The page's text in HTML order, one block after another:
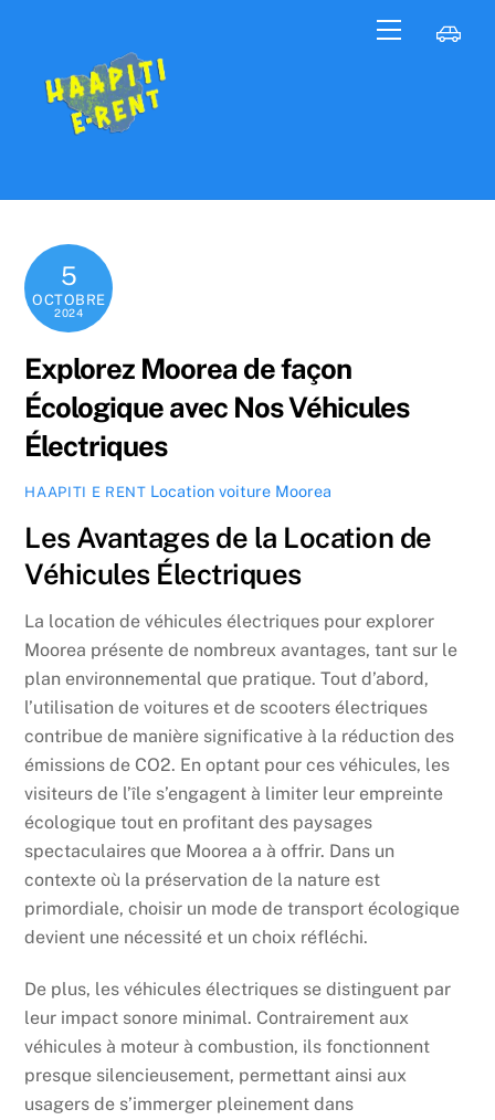
Menu
5
OCTOBRE
2024
Explorez Moorea de façon
Écologique avec Nos Véhicules
Électriques
HAAPITI E RENT Location voiture Moorea
Les Avantages de la Location de
Véhicules Électriques
La location de véhicules électriques pour explorer
Moorea présente de nombreux avantages, tant sur le
plan environnemental que pratique. Tout d’abord,
l’utilisation de voitures et de scooters électriques
contribue de manière significative à la réduction des
émissions de CO2. En optant pour ces véhicules, les
visiteurs de l’île s’engagent à limiter leur empreinte
écologique tout en profitant des paysages
spectaculaires que Moorea a à offrir. Dans un
contexte où la préservation de la nature est
primordiale, choisir un mode de transport écologique
devient une nécessité et un choix réfléchi.
De plus, les véhicules électriques se distinguent par
leur impact sonore minimal. Contrairement aux
véhicules à moteur à combustion, ils fonctionnent
presque silencieusement, permettant ainsi aux
usagers de s’immerger pleinement dans